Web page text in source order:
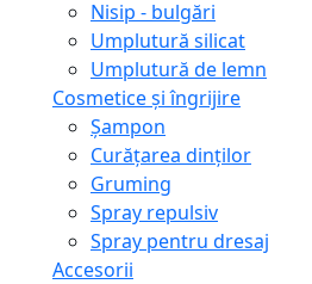
Nisip - bulgări
Umplutură silicat
Umplutură de lemn
Cosmetice și îngrijire
Șampon
Curățarea dinților
Gruming
Spray repulsiv
Spray pentru dresaj
Accesorii